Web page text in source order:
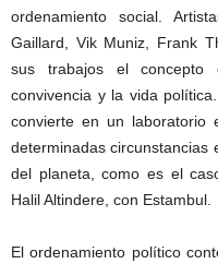
ordenamiento social.
Gaillard, Vik Muniz, Frank
sus trabajos el
convivencia y la vida
convierte en un laboratorio
determinadas circunstancias
del planeta, como es el
Halil Altindere, con Estambul.
El ordenamiento político